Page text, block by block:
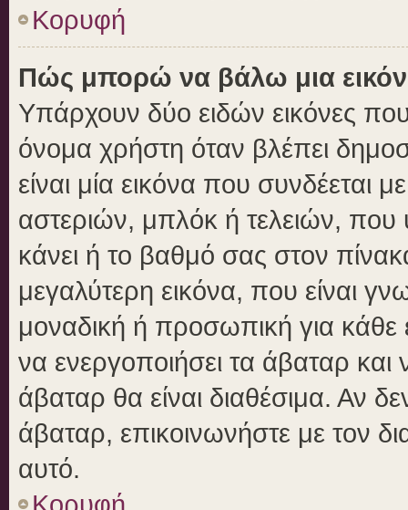
Κορυφή
Πώς μπορώ να βάλω μια
Υπάρχουν δύο ειδών εικόνες
όνομα χρήστη όταν βλέπει
είναι μία εικόνα που
αστεριών, μπλόκ ή τελειών, που
κάνει ή το βαθμό σας στον
μεγαλύτερη εικόνα, που είναι
μοναδική ή προσωπική για κάθε
να ενεργοποιήσει τα άβαταρ και
άβαταρ θα είναι διαθέσιμα. Αν
άβαταρ, επικοινωνήστε με τον
αυτό.